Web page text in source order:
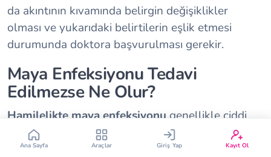
da akıntının kıvamında belirgin değişiklikler
olması ve yukarıdaki belirtilerin eşlik etmesi
durumunda doktora başvurulması gerekir.
Maya Enfeksiyonu Tedavi
Edilmezse Ne Olur?
Hamilelikte maya enfeksiyonu genellikle ciddi
komplikasyonlara yol açmaz. Ancak tedavi
edilmediğinde yaşam kalitesini önemli ölçüde
Bebek Burcu Bebek Aşı Takvimi
Yumurtlama Hesaplama
Ana Sayfa Araçlar Giriş Yap Kayıt Ol